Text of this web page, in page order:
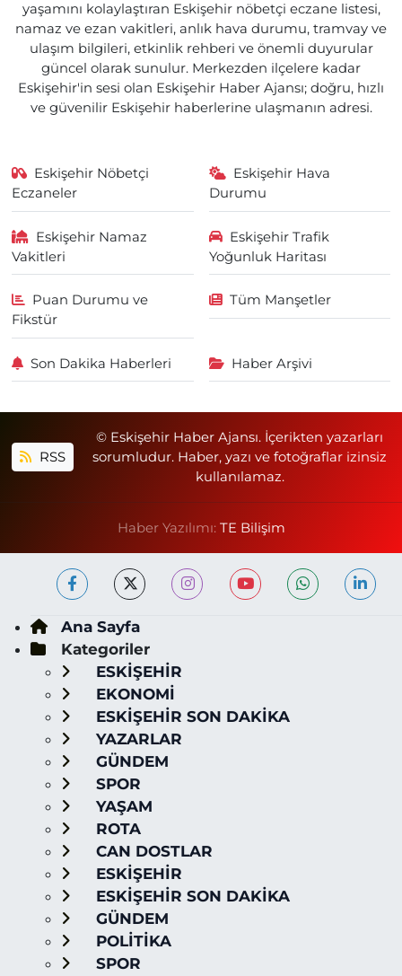
yaşamını kolaylaştıran Eskişehir nöbetçi eczane listesi,
namaz ve ezan vakitleri, anlık hava durumu, tramvay ve
ulaşım bilgileri, etkinlik rehberi ve önemli duyurular
güncel olarak sunulur. Merkezden ilçelere kadar
Eskişehir'in sesi olan Eskişehir Haber Ajansı; doğru, hızlı
ve güvenilir Eskişehir haberlerine ulaşmanın adresi.
Eskişehir Nöbetçi
Eczaneler
Eskişehir Hava
Durumu
Eskişehir Namaz
Vakitleri
Eskişehir Trafik
Yoğunluk Haritası
Puan Durumu ve
Fikstür
Tüm Manşetler
Son Dakika Haberleri Haber Arşivi
RSS
© Eskişehir Haber Ajansı. İçerikten yazarları
sorumludur. Haber, yazı ve fotoğraflar izinsiz
kullanılamaz.
Haber Yazılımı: TE Bilişim
Ana Sayfa
Kategoriler
ESKİŞEHİR
EKONOMİ
ESKİŞEHİR SON DAKİKA
YAZARLAR
GÜNDEM
SPOR
YAŞAM
ROTA
CAN DOSTLAR
ESKİŞEHİR
ESKİŞEHİR SON DAKİKA
GÜNDEM
POLİTİKA
SPOR